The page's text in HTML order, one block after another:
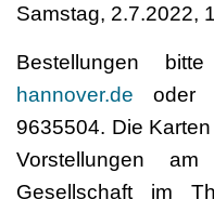
Samstag, 2.7.2022,
Bestellungen
hannover.de oder
9635504. Die
Vorstellungen
Gesellschaft im